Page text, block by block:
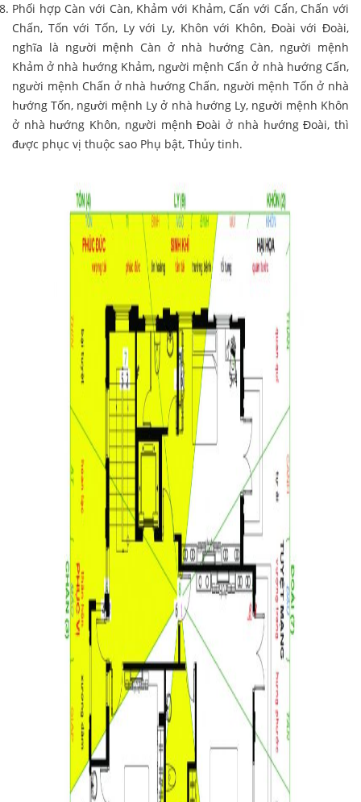
Phối hợp Càn với Càn, Khảm với Khảm, Cấn với Cấn, Chấn với
Chấn, Tốn với Tốn, Ly với Ly, Khôn với Khôn, Đoài với Đoài,
nghĩa là người mệnh Càn ở nhà hướng Càn, người mệnh
Khảm ở nhà hướng Khảm, người mệnh Cấn ở nhà hướng Cấn,
người mệnh Chấn ở nhà hướng Chấn, người mệnh Tốn ở nhà
hướng Tốn, người mệnh Ly ở nhà hướng Ly, người mệnh Khôn
ở nhà hướng Khôn, người mệnh Đoài ở nhà hướng Đoài, thì
được phục vị thuộc sao Phụ bật, Thủy tinh.